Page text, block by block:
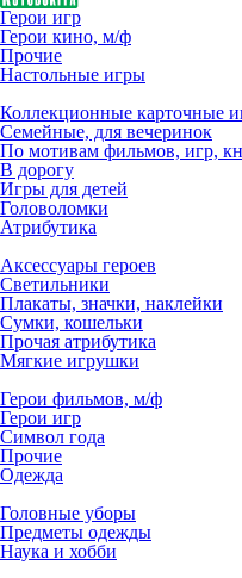
Герои игр
Герои кино, м/ф
Прочие
Настольные игры
Коллекционные карточные
Семейные, для вечеринок
По мотивам фильмов, игр,
В дорогу
Игры для детей
Головоломки
Атрибутика
Аксессуары героев
Светильники
Плакаты, значки, наклейки
Сумки, кошельки
Прочая атрибутика
Мягкие игрушки
Герои фильмов, м/ф
Герои игр
Символ года
Прочие
Одежда
Головные уборы
Предметы одежды
Наука и хобби